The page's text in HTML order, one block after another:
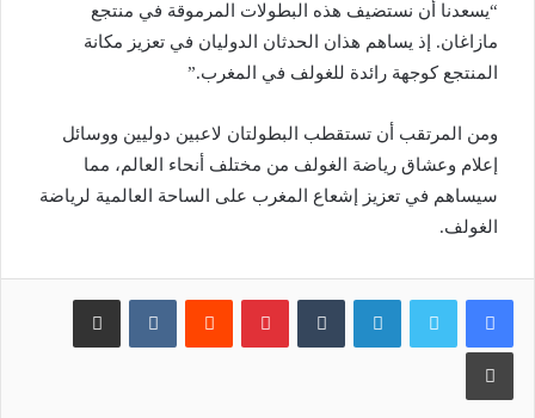
“يسعدنا أن نستضيف هذه البطولات المرموقة في منتجع
مازاغان. إذ يساهم هذان الحدثان الدوليان في تعزيز مكانة
المنتجع كوجهة رائدة للغولف في المغرب.”
ومن المرتقب أن تستقطب البطولتان لاعبين دوليين ووسائل
إعلام وعشاق رياضة الغولف من مختلف أنحاء العالم، مما
سيساهم في تعزيز إشعاع المغرب على الساحة العالمية لرياضة
الغولف.
لينكدإن بينتيريست مشاركة عبر البريد
طباعة